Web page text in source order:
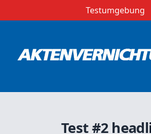
Testumgebung
Test #2